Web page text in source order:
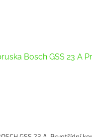
Bosch GSS 23 A